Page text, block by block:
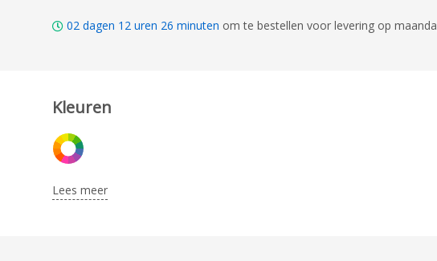
02 dagen 12 uren 26 minuten om te bestellen voor levering op
Kleuren
Lees meer